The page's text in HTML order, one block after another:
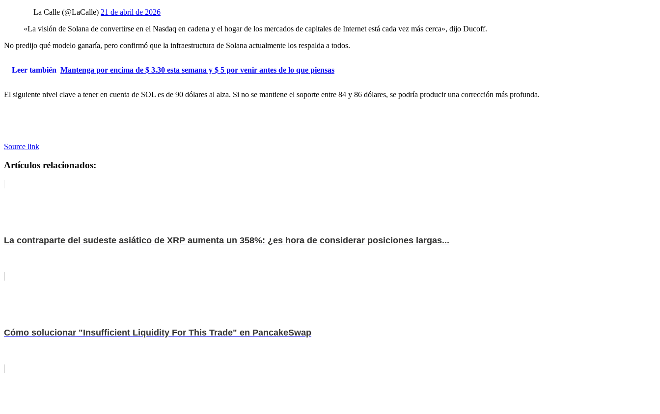
— La Calle (@LaCalle) 21 de abril de 2026
«La visión de Solana de convertirse en el Nasdaq en cadena y el hogar de los mercados de capitales de Internet está cada vez más cerca», dijo Ducoff.
No predijo qué modelo ganaría, pero confirmó que la infraestructura de Solana actualmente los respalda a todos.
Leer también Mantenga por encima de $ 3.30 esta semana y $ 5 por venir antes de lo que piensas
El siguiente nivel clave a tener en cuenta de SOL es de 90 dólares al alza. Si no se mantiene el soporte entre 84 y 86 dólares, se podría producir una corrección más profunda.
Source link
Artículos relacionados:
La contraparte del sudeste asiático de XRP aumenta un 358%: ¿es hora de considerar posiciones largas...
Cómo solucionar "Insufficient Liquidity For This Trade" en PancakeSwap